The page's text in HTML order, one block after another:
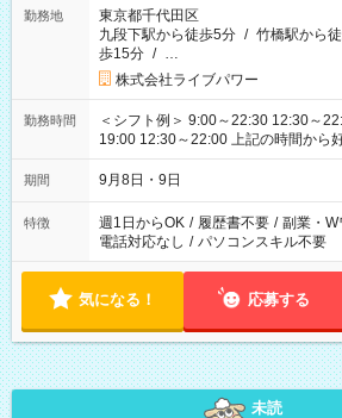
勤務地
東京都千代田区
九段下駅から徒歩5分 / 竹橋駅から
歩15分 / …
株式会社ライブパワー
勤務時間
＜シフト例＞ 9:00～22:30 12:30～
19:00 12:30～22:00 上記の時間から好きな時間を選べます！ ※
時間は変更となる可能性があります
期間 9月8日・9日
特徴 週1日からOK / 履歴書不要 / 副業・W
電話対応なし / パソコンスキル不要
気になる！ 応募する
未読